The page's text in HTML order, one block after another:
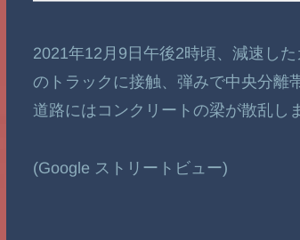
2021年12月9日午後2時頃、減速し
のトラックに接触、弾みで中央分離
道路にはコンクリートの梁が散乱し
(Google ストリートビュー)